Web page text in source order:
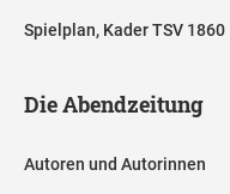
Spielplan, Kader TSV 1860
Die Abendzeitung
Autoren und Autorinnen